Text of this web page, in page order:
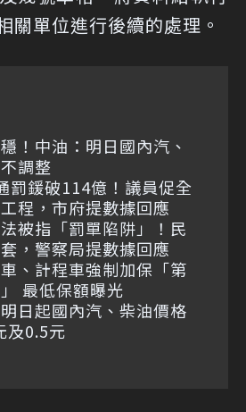
關單位進行後續的處理。
！中油：明日國內汽、
調整
罰鍰破114億！議員促全
程，市府提數據回應
被指「罰單陷阱」！民
，警察局提數據回應
、計程車強制加保「第
最低保額曝光
日起國內汽、柴油價格
及0.5元